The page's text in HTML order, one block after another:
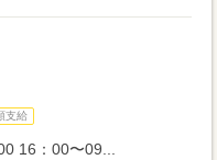
支給
16：00〜09...